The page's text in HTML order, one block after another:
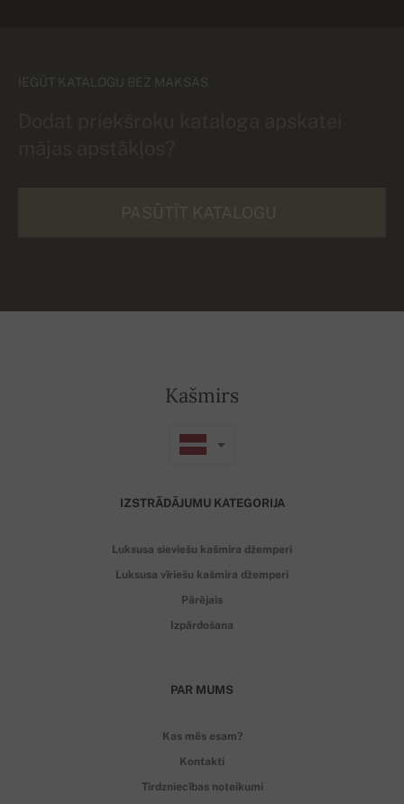
IEGŪT KATALOGU BEZ MAKSAS
Kašmirs
IZSTRĀDĀJUMU KATEGORIJA
Luksusa sieviešu kašmira džemperi
Luksusa vīriešu kašmira džemperi
Pārējais
Izpārdošana
PAR MUMS
Kas mēs esam?
Kontakti
Tirdzniecības noteikumi